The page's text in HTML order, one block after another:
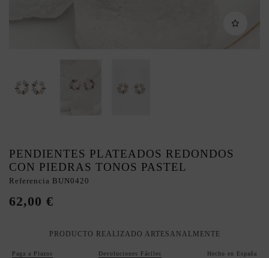
PENDIENTES PLATEADOS REDONDOS
CON PIEDRAS TONOS PASTEL
Referencia BUN0420
62,00 €
PRODUCTO REALIZADO ARTESANALMENTE
Paga a Plazos Devoluciones Fáciles Hecho en España